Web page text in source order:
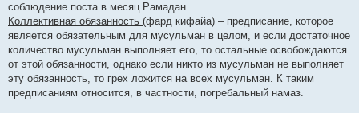
соблюдение поста в месяц Рамадан.
Коллективная обязанность (фард кифайа) – предписание, которое
является обязательным для мусульман в целом, и если достаточное
количество мусульман выполняет его, то остальные освобождаются
от этой обязанности, однако если никто из мусульман не выполняет
эту обязанность, то грех ложится на всех мусульман. К таким
предписаниям относится, в частности, погребальный намаз.